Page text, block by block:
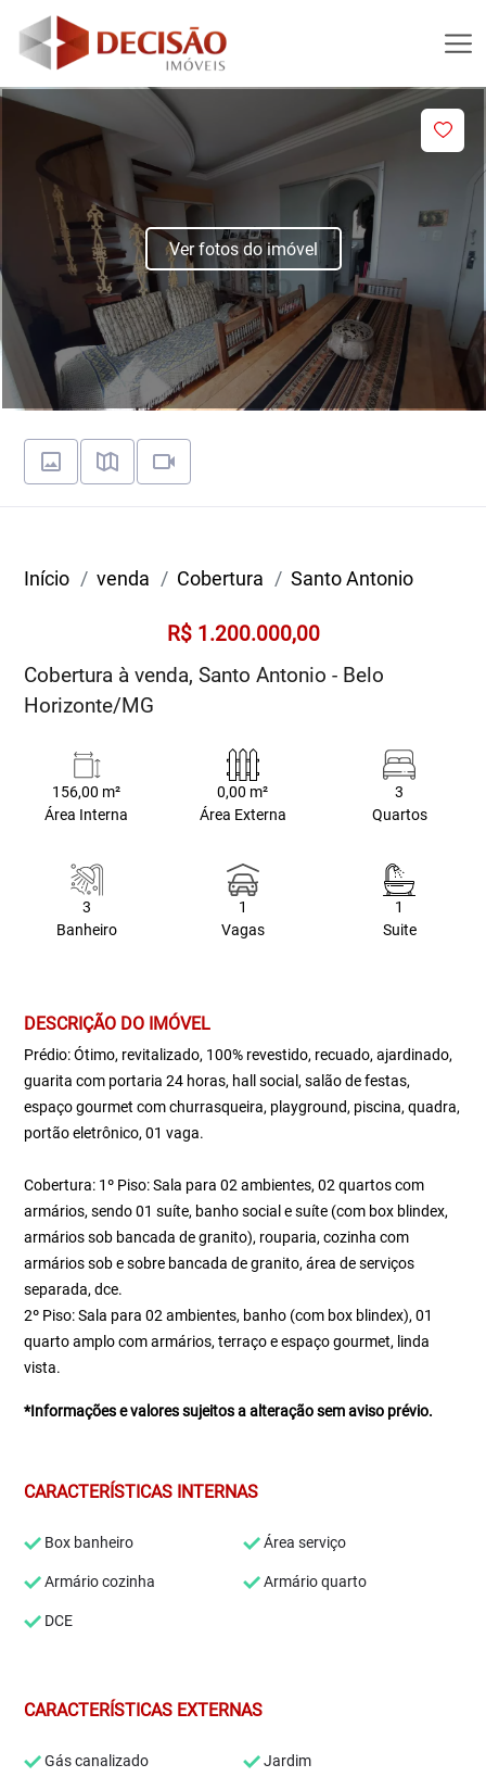
Ver fotos do imóvel
Início venda Cobertura Santo Antonio
R$ 1.200.000,00
Cobertura à venda, Santo Antonio - Belo
Horizonte/MG
156,00 m²
Área Interna
0,00 m²
Área Externa
3
Quartos
3
Banheiro
1
Vagas
1
Suite
DESCRIÇÃO DO IMÓVEL
Prédio: Ótimo, revitalizado, 100% revestido, recuado, ajardinado,
guarita com portaria 24 horas, hall social, salão de festas,
espaço gourmet com churrasqueira, playground, piscina, quadra,
portão eletrônico, 01 vaga.
Cobertura: 1º Piso: Sala para 02 ambientes, 02 quartos com
armários, sendo 01 suíte, banho social e suíte (com box blindex,
armários sob bancada de granito), rouparia, cozinha com
armários sob e sobre bancada de granito, área de serviços
separada, dce.
2º Piso: Sala para 02 ambientes, banho (com box blindex), 01
quarto amplo com armários, terraço e espaço gourmet, linda
vista.
*Informações e valores sujeitos a alteração sem aviso prévio.
CARACTERÍSTICAS INTERNAS
Box banheiro Área serviço
Armário cozinha Armário quarto
DCE
CARACTERÍSTICAS EXTERNAS
Gás canalizado Jardim